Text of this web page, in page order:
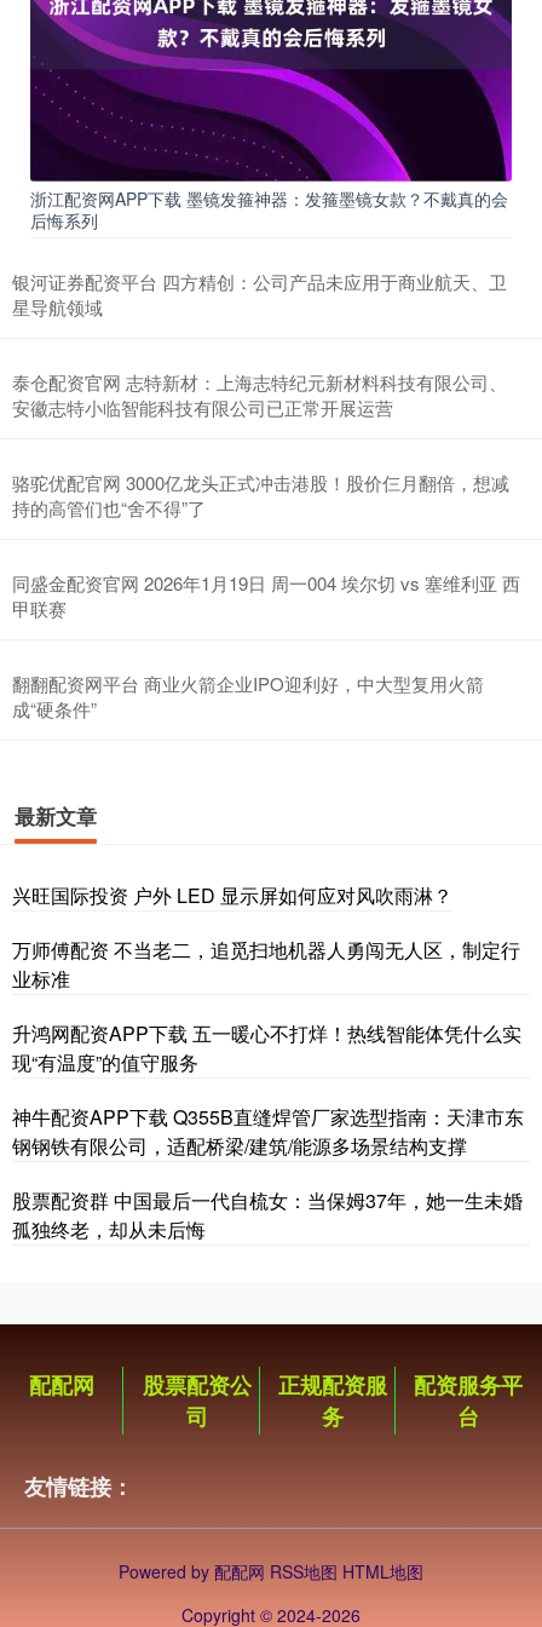
浙江配资网APP下载 墨镜发箍神器：发箍墨镜女款？不戴真的会
后悔系列
银河证券配资平台 四方精创：公司产品未应用于商业航天、卫
星导航领域
泰仓配资官网 志特新材：上海志特纪元新材料科技有限公司、
安徽志特小临智能科技有限公司已正常开展运营
骆驼优配官网 3000亿龙头正式冲击港股！股价仨月翻倍，想减
持的高管们也“舍不得”了
同盛金配资官网 2026年1月19日 周一004 埃尔切 vs 塞维利亚 西
甲联赛
翻翻配资网平台 商业火箭企业IPO迎利好，中大型复用火箭
成“硬条件”
最新文章
兴旺国际投资 户外 LED 显示屏如何应对风吹雨淋？
万师傅配资 不当老二，追觅扫地机器人勇闯无人区，制定行
业标准
升鸿网配资APP下载 五一暖心不打烊！热线智能体凭什么实
现“有温度”的值守服务
神牛配资APP下载 Q355B直缝焊管厂家选型指南：天津市东
钢钢铁有限公司，适配桥梁/建筑/能源多场景结构支撑
股票配资群 中国最后一代自梳女：当保姆37年，她一生未婚
孤独终老，却从未后悔
配配网
股票配资公
司
正规配资服
务
配资服务平
台
友情链接：
Powered by 配配网 RSS地图 HTML地图
Copyright © 2024-2026